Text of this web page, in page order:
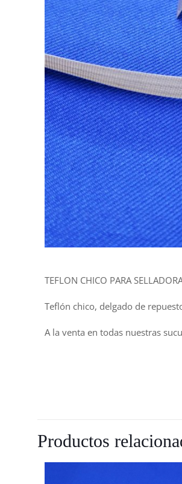
TEFLON CHICO PARA
Teflón chico, delgado de
A la venta en todas nuestras
Productos